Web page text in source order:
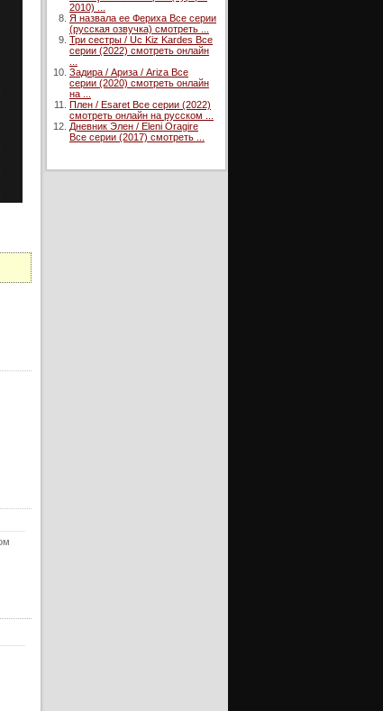
2010) ...
Я назвала ее Фериха Все серии
(русская озвучка) смотреть ...
Три сестры / Uc Kiz Kardes Все
серии (2022) смотреть онлайн
Задира / Ариза / Ariza Все
серии (2020) смотреть онлайн
на ...
Плен / Esaret Все серии (2022)
смотреть онлайн на русском ...
Дневник Элен / Eleni Oragire
Все серии (2017) смотреть ...